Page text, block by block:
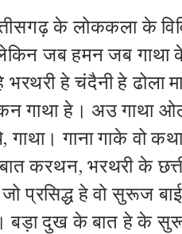
के लोककला के
जब हमन जब
हे चंदैनी हे ढोला
गाथा हे। अउ गाथा
गाना गाके वो
करथन, भरथरी के
प्रसिद्ध हे वो सुरूज
बड़ा दुख के बात हे के